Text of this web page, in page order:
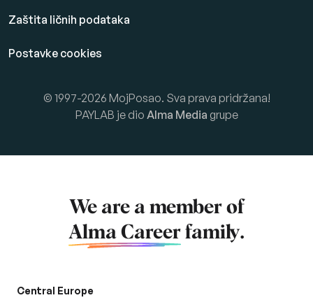
Zaštita ličnih podataka
Postavke cookies
© 1997-2026 MojPosao. Sva prava pridržana!
PAYLAB je dio Alma Media grupe
We are a member of
Alma Career family.
Central Europe